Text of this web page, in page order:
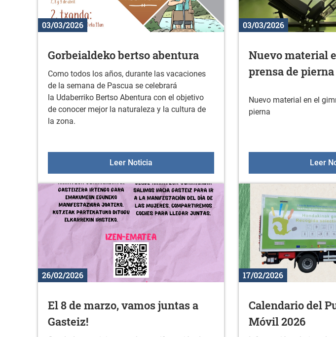
03/03/2026
Gorbeialdeko bertso abentura
Como todos los años, durante las vacaciones
de la semana de Pascua se celebrará
la Udaberriko Bertso Abentura con el objetivo
de conocer mejor la naturaleza y la cultura de
la zona.
Leer NoticiaGorbeialdeko bertso abentura
03/03/2026
Nuevo material
prensa de pierna
Nuevo material en el
pierna
Leer
26/02/2026
El 8 de marzo, vamos juntas a
Gasteiz!
17/02/2026
Calendario del
Móvil 2026